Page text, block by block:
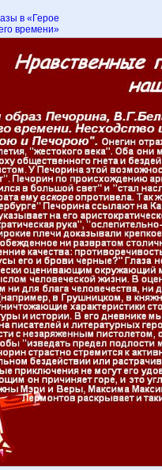
в «Герое
времени»